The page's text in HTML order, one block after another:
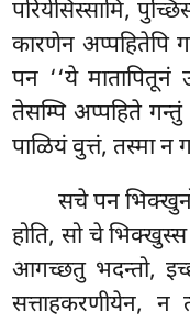
परियेसिस्सामि,
कारणेन अप्पहितेपि
पन ‘‘ये मातापितूनं
तेसम्पि अप्पहिते गन्तुं
पाळियं वुत्तं, तस्मा न
सचे पन
होति, सो चे
आगच्छतु भदन्तो,
सत्ताहकरणीयेन, न